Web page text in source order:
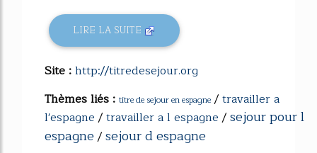
LIRE LA SUITE
Site :http://titredesejour.org
Thèmes liés : titre de sejour en espagne /travailler a
l'espagne/travailler a l espagne/sejour pour l
espagne/sejour d espagne